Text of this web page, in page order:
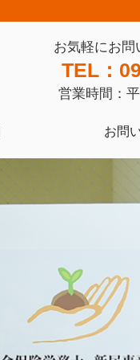
お気軽にお問
TEL：
営業時間：
お問